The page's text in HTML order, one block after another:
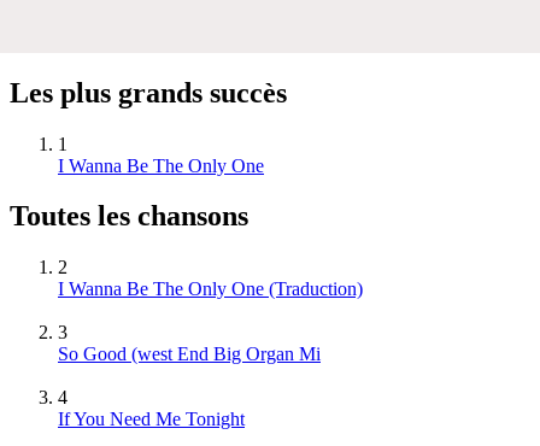
Les plus grands succès
1
I Wanna Be The Only One
Toutes les chansons
2
I Wanna Be The Only One (Traduction)
3
So Good (west End Big Organ Mi
4
If You Need Me Tonight